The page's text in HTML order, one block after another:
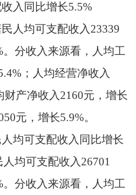
入同比增长5.5%
人均可支配收入23339
分收入来源看，人均工
；人均经营净收入
财产净收入2160元，增长
元，增长5.9%。
均可支配收入同比增长
均可支配收入26701
分收入来源看，人均工